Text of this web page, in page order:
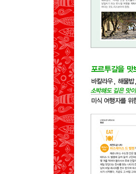
ONE FINE DAY
01 바이샤&히베리아
SEE
MAP
EAT
BUY
02 빌라 노바 드 가이아
MAP
SEE
EAT